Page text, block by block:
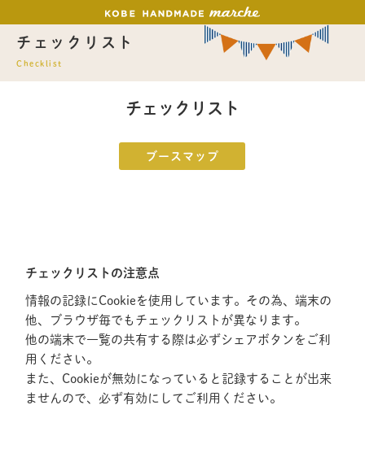
チェックリスト
Checklist
チェックリスト
ブースマップ
チェックリストの注意点
情報の記録にCookieを使用しています。その為、端末の
他、ブラウザ毎でもチェックリストが異なります。
他の端末で一覧の共有する際は必ずシェアボタンをご利
用ください。
また、Cookieが無効になっていると記録することが出来
ませんので、必ず有効にしてご利用ください。